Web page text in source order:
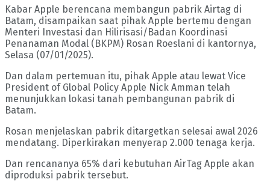
Kabar Apple berencana membangun pabrik Airtag di
Batam, disampaikan saat pihak Apple bertemu dengan
Menteri Investasi dan Hilirisasi/Badan Koordinasi
Penanaman Modal (BKPM) Rosan Roeslani di kantornya,
Selasa (07/01/2025).
Dan dalam pertemuan itu, pihak Apple atau lewat Vice
President of Global Policy Apple Nick Amman telah
menunjukkan lokasi tanah pembangunan pabrik di
Batam.
Rosan menjelaskan pabrik ditargetkan selesai awal 2026
mendatang. Diperkirakan menyerap 2.000 tenaga kerja.
Dan rencananya 65% dari kebutuhan AirTag Apple akan
diproduksi pabrik tersebut.